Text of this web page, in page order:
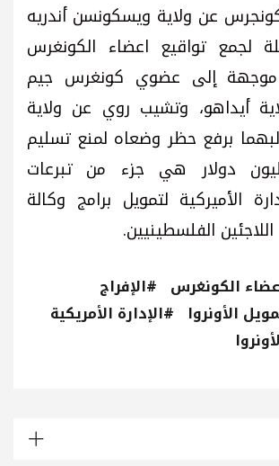
عن ولاية ويسكونسن أندريه
لجمع تواقيع اعضاء الكونغرس
إلى عضوي كونغرس جيم
أيداهو، وتشيب روي عن ولاية
برفع حظر وضعاه لمنع تسليم
75 مليون دولار هي جزء من تبرعات
الأميركية لتمويل برامج وكالة
الفلسطينيين.
الكونغرس #الإفراج
الأونروا #الإدارة الأمريكية